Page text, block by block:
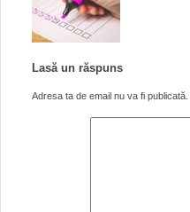
Lasă un răspuns
Adresa ta de email nu va fi publicată.